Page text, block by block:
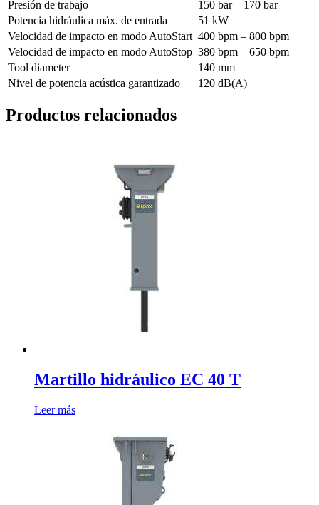
Presión de trabajo
150 bar – 170 bar
Potencia hidráulica máx. de entrada
51 kW
Velocidad de impacto en modo AutoStart 400 bpm – 800 bpm
Velocidad de impacto en modo AutoStop 380 bpm – 650 bpm
Tool diameter
140 mm
Nivel de potencia acústica garantizado
120 dB(A)
Productos relacionados
Martillo hidráulico EC 40 T
Leer más